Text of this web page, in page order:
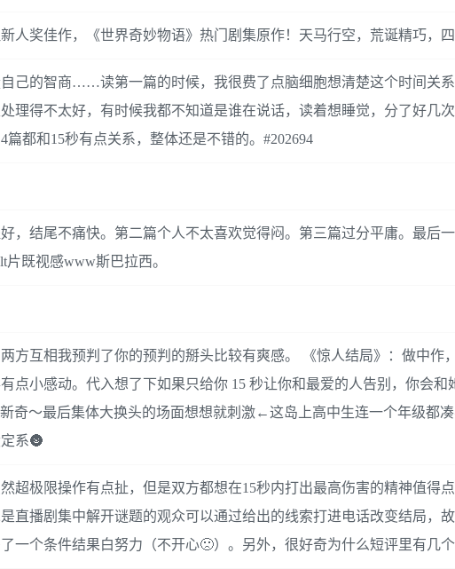
人奖佳作，《世界奇妙物语》热门剧集原作！天马行空，荒诞精巧，
己的智商……读第一篇的时候，我很费了点脑细胞想清楚这个时间关
理得不太好，有时候我都不知道是谁在说话，读着想睡觉，分了好几
都和15秒有点关系，整体还是不错的。#202694
，结尾不痛快。第二篇个人不太喜欢觉得闷。第三篇过分平庸。最后
既视感www斯巴拉西。
方互相我预判了你的预判的掰头比较有爽感。 《惊人结局》：做中作
点小感动。代入想了下如果只给你 15 秒让你和最爱的人告别，你会和
奇～最后集体大换头的场面想想就刺激←这岛上高中生连一个年级都
系🌚
超极限操作有点扯，但是双方都想在15秒内打出最高伤害的精神值得
直播剧集中解开谜题的观众可以通过给出的线索打进电话改变结局，
一个条件结果白努力（不开心🙁）。另外，很好奇为什么短评里有几个